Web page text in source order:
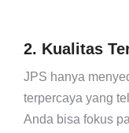
2. Kualitas
JPS hanya
terpercaya yang
Anda bisa fokus